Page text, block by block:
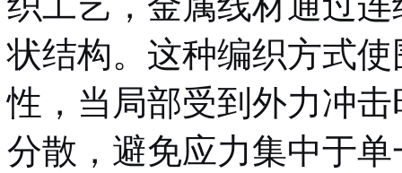
状结构。这种编织方式
性，当局部受到外力冲
分散，避免应力集中于